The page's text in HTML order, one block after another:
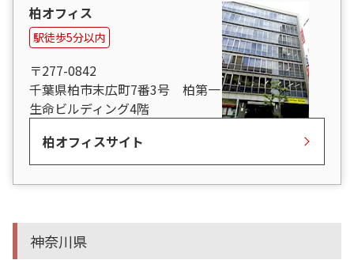
柏オフィス
駅徒歩5分以内
〒277-0842
千葉県柏市末広町7番3号 柏第一
生命ビルディング4階
柏オフィスサイト
神奈川県